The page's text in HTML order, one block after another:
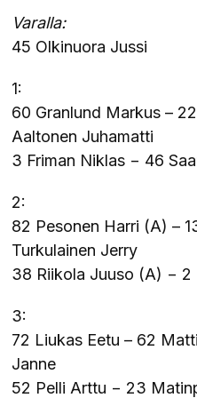
Varalla:
45 Olkinuora Jussi
1:
60 Granlund Markus –
Aaltonen Juhamatti
3 Friman Niklas − 46
2:
82 Pesonen Harri (A) –
Turkulainen Jerry
38 Riikola Juuso (A) − 2
3:
72 Liukas Eetu – 62
Janne
52 Pelli Arttu − 23